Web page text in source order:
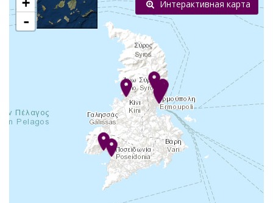
-
Интерактивная карта